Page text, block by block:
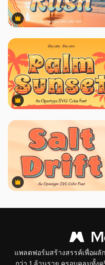
Premium
Premium
Premium
แพลตฟอร์มสร้างสรรค์เพื่อผ